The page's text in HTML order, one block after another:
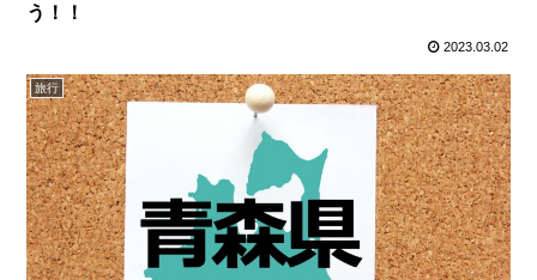
う！！
2023.03.02
旅行